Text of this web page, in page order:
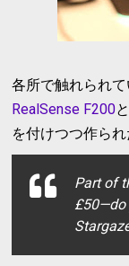
各所で触れられ
RealSense F200
を付けつつ作ら
Part of
£50—do